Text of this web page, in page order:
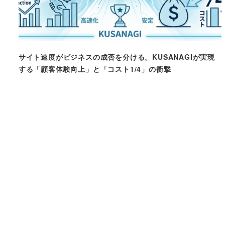
サイト速度がビジネスの成否を分ける。KUSANAGIが実現
する「顧客体験向上」と「コスト1/4」の衝撃